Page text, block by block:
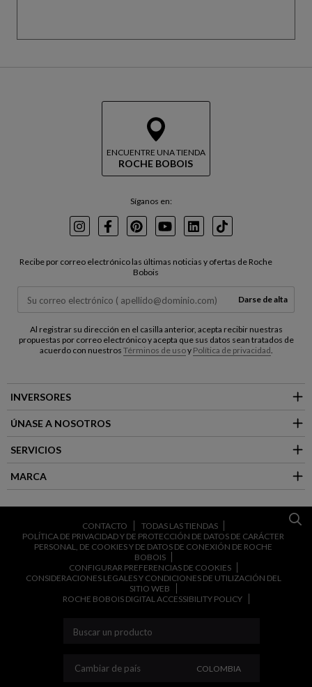
a
a
ENCUENTRE UNA TIENDA
ROCHE BOBOIS
Síganos en:
InstagramFacebookPinterest
YoutubeLinkedInTikTok
Recibe por correo electrónico las últimas noticias y ofertas de Roche
Bobois
Darse de alta
Al registrar su dirección en el casilla anterior, acepta recibir nuestras
propuestas por correo electrónico y acepta que sus datos sean tratados de
acuerdo con nuestros Términos de usoy Política de privacidad
INVERSORES
ÚNASE A NOSOTROS
SERVICIOS
MARCA
CONTACTO
TODAS LAS TIENDAS
POLÍTICA DE PRIVACIDAD Y DE PROTECCIÓN DE DATOS DE CARÁCTER
PERSONAL, DE COOKIES Y DE DATOS DE CONEXIÓN DE ROCHE
BOBOIS
CONFIGURAR PREFERENCIAS DE COOKIES
CONSIDERACIONES LEGALES Y CONDICIONES DE UTILIZACIÓN DEL
SITIO WEB
ROCHE BOBOIS DIGITAL ACCESSIBILITY POLICY
Cambiar de país CAMBIAR DE PAÍS
COLOMBIA